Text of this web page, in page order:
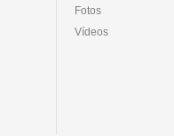
Fotos
Vídeos